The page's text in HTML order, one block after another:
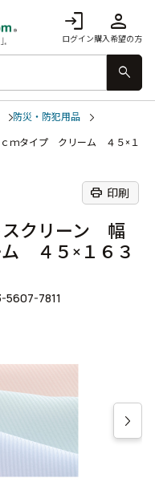
login
ログイン
person
購入希望の方
search
防災・防犯用品
ｍタイプ クリーム ４５×１
print 印刷
クリーン 幅
４５×１６３
5607-7811